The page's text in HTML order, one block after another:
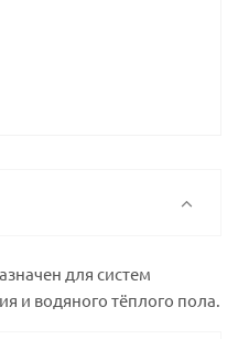
для систем
и водяного тёплого пола.